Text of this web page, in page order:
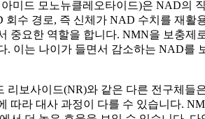
미드 모노뉴클레오타이드)은 NAD의
회수 경로, ​​즉 신체가 NAD 수치를 재활
중요한 역할을 합니다. NMN을 보충제
. 이는 나이가 들면서 감소하는 NAD를
리보사이드(NR)와 같은 다른 전구체들
따라 대사 과정이 다를 수 있습니다.